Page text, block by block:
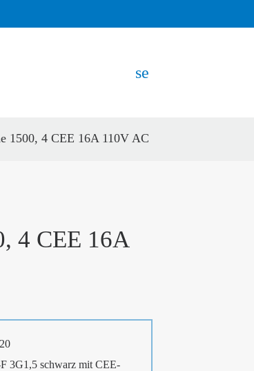
search
1500, 4 CEE 16A 110V AC
4 CEE 16A
3G1,5 schwarz mit CEE-